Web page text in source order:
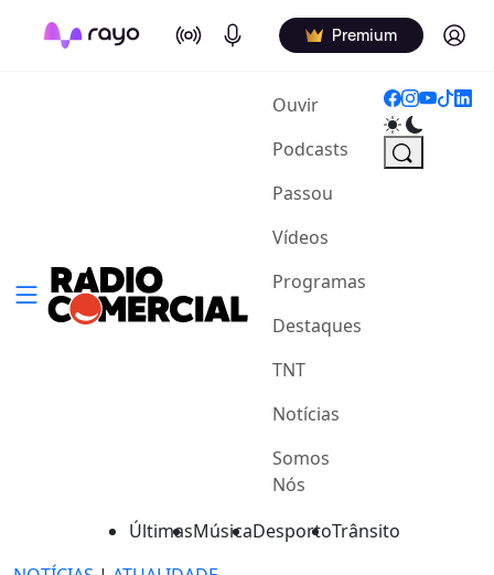
On Air Podcasts Premium Log in
Ouvir(current)
Podcasts
Passou
Vídeos
Programas
Destaques
TNT
Notícias
Somos
Nós
ÚltimasMúsicaDesportoTrânsito